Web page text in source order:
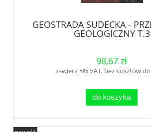
GEOSTRADA SUDECKA -
GEOLOGICZNY T.3
98,67 zł
zawiera 5% VAT, bez kosztów
do koszyka